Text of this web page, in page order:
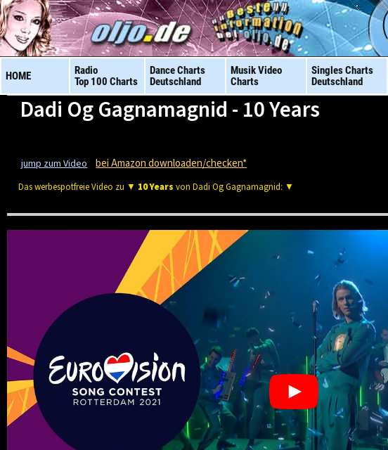
HOME
Radio
Top 100 Charts
Dance Charts
Deutschland
Musik Video
Charts
Singles Charts
Deutschland
Dadi Og Gagnamagnid - 10 Years
jump zum Video bei Amazon downloaden/checken*
Das werbespotfreie Video zu ▼ 10 Years von Dadi Og Gagnamagnid: ▼